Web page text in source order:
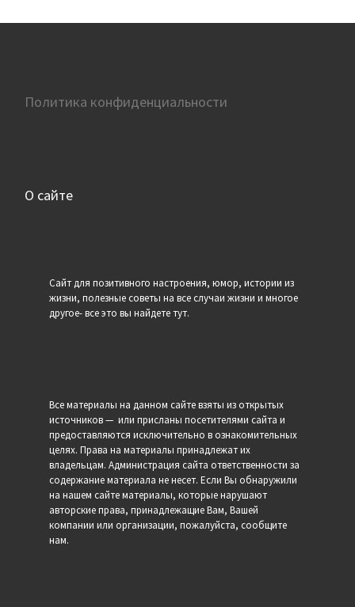
Политика конфиденциальности
О сайте
Сайт для позитивного настроения, юмор, истории из
жизни, полезные советы на все случаи жизни и многое
другое- все это вы найдете тут.
Все материалы на данном сайте взяты из открытых
источников — или присланы посетителями сайта и
предоставляются исключительно в ознакомительных
целях. Права на материалы принадлежат их
владельцам. Администрация сайта ответственности за
содержание материала не несет. Если Вы обнаружили
на нашем сайте материалы, которые нарушают
авторские права, принадлежащие Вам, Вашей
компании или организации, пожалуйста, сообщите
нам.